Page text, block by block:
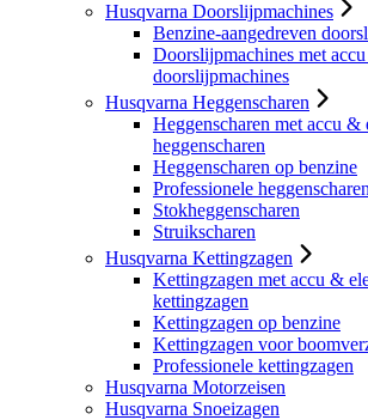
Husqvarna Doorslijpmachines
Benzine-aangedreven
Doorslijpmachines met
doorslijpmachines
Husqvarna Heggenscharen
Heggenscharen met accu &
heggenscharen
Heggenscharen op benzine
Professionele heggenscharen
Stokheggenscharen
Struikscharen
Husqvarna Kettingzagen
Kettingzagen met accu &
kettingzagen
Kettingzagen op benzine
Kettingzagen voor
Professionele kettingzagen
Husqvarna Motorzeisen
Husqvarna Snoeizagen